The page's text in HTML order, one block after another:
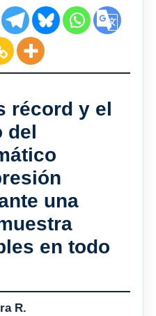
récord y el
del
una
en todo
R.